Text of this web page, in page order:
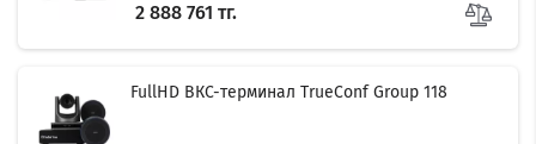
2 888 761 тг.
FullHD ВКС-терминал TrueConf Group 118